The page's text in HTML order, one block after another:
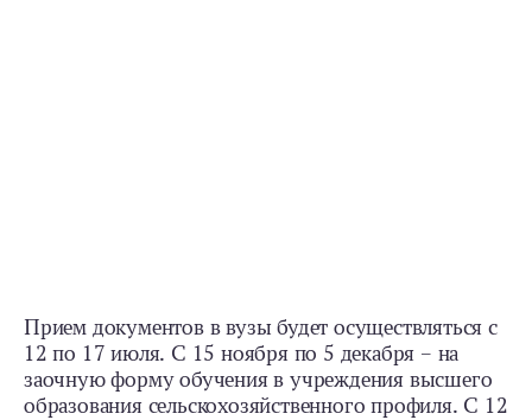
Прием документов в вузы будет осуществляться с
12 по 17 июля. С 15 ноября по 5 декабря – на
заочную форму обучения в учреждения высшего
образования сельскохозяйственного профиля. С 12